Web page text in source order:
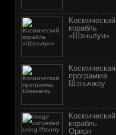
Космический
корабль
«Шэньлун»
Космическая
программа
Шэньчжоу
Космический
корабль
Орион